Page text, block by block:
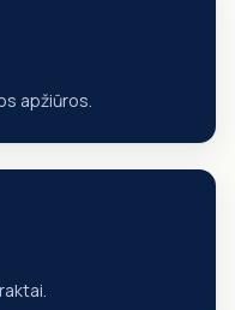
apžiūros.